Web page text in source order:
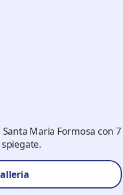
Maria Formosa con 7